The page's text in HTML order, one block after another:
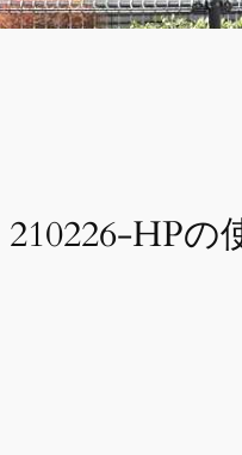
210226-HPの